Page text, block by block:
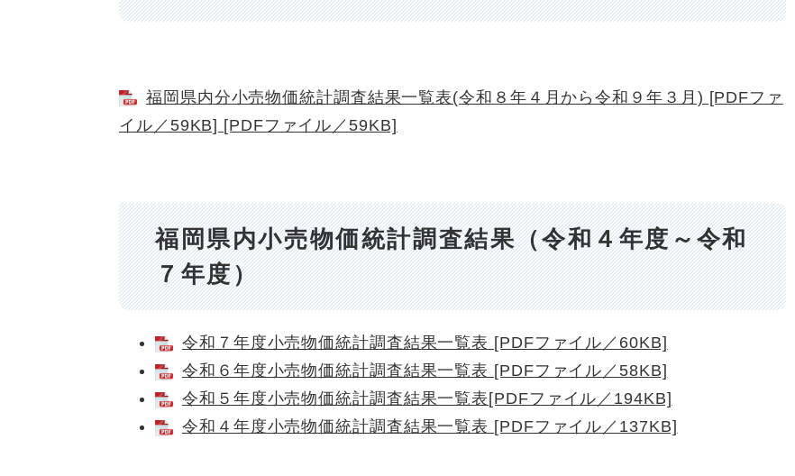
福岡県内分小売物価統計調査結果一覧表(令和８年４月から令和９年３月) [PDFファ
イル／59KB] [PDFファイル／59KB]
福岡県内小売物価統計調査結果（令和４年度～令和
７年度）
令和７年度小売物価統計調査結果一覧表 [PDFファイル／60KB]
令和６年度小売物価統計調査結果一覧表 [PDFファイル／58KB]
令和５年度小売物価統計調査結果一覧表[PDFファイル／194KB]
令和４年度小売物価統計調査結果一覧表 [PDFファイル／137KB]